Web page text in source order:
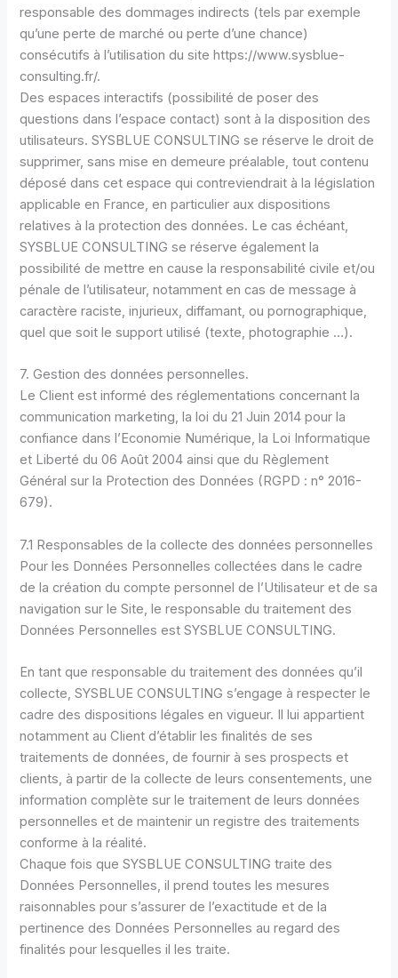
responsable des dommages indirects (tels par exemple
qu’une perte de marché ou perte d’une chance)
consécutifs à l’utilisation du site https://www.sysblue-
consulting.fr/.
Des espaces interactifs (possibilité de poser des
questions dans l’espace contact) sont à la disposition des
utilisateurs. SYSBLUE CONSULTING se réserve le droit de
supprimer, sans mise en demeure préalable, tout contenu
déposé dans cet espace qui contreviendrait à la législation
applicable en France, en particulier aux dispositions
relatives à la protection des données. Le cas échéant,
SYSBLUE CONSULTING se réserve également la
possibilité de mettre en cause la responsabilité civile et/ou
pénale de l’utilisateur, notamment en cas de message à
caractère raciste, injurieux, diffamant, ou pornographique,
quel que soit le support utilisé (texte, photographie …).
7. Gestion des données personnelles.
Le Client est informé des réglementations concernant la
communication marketing, la loi du 21 Juin 2014 pour la
confiance dans l’Economie Numérique, la Loi Informatique
et Liberté du 06 Août 2004 ainsi que du Règlement
Général sur la Protection des Données (RGPD : n° 2016-
679).
7.1 Responsables de la collecte des données personnelles
Pour les Données Personnelles collectées dans le cadre
de la création du compte personnel de l’Utilisateur et de sa
navigation sur le Site, le responsable du traitement des
Données Personnelles est SYSBLUE CONSULTING.
En tant que responsable du traitement des données qu’il
collecte, SYSBLUE CONSULTING s’engage à respecter le
cadre des dispositions légales en vigueur. Il lui appartient
notamment au Client d’établir les finalités de ses
traitements de données, de fournir à ses prospects et
clients, à partir de la collecte de leurs consentements, une
information complète sur le traitement de leurs données
personnelles et de maintenir un registre des traitements
conforme à la réalité.
Chaque fois que SYSBLUE CONSULTING traite des
Données Personnelles, il prend toutes les mesures
raisonnables pour s’assurer de l’exactitude et de la
pertinence des Données Personnelles au regard des
finalités pour lesquelles il les traite.